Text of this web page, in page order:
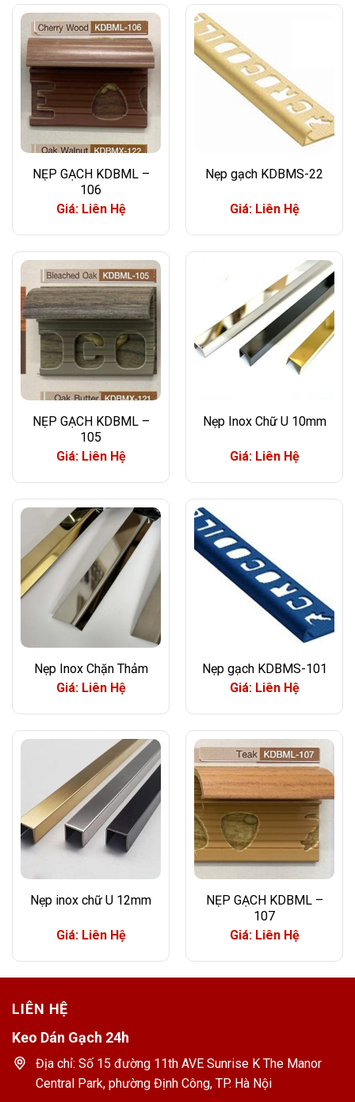
NẸP GẠCH KDBML –
106
Giá: Liên Hệ
Nẹp gạch KDBMS-22
Giá: Liên Hệ
NẸP GẠCH KDBML –
105
Giá: Liên Hệ
Nẹp Inox Chữ U 10mm
Giá: Liên Hệ
Nẹp Inox Chặn Thảm
Giá: Liên Hệ
Nẹp gạch KDBMS-101
Giá: Liên Hệ
Nẹp inox chữ U 12mm
Giá: Liên Hệ
NẸP GẠCH KDBML –
107
Giá: Liên Hệ
LIÊN HỆ
Keo Dán Gạch 24h
Địa chỉ: Số 15 đường 11th AVE Sunrise K The Manor
Central Park, phường Định Công, TP. Hà Nội